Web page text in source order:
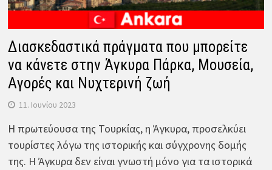
Διασκεδαστικά πράγματα που μπορείτε
να κάνετε στην Άγκυρα Πάρκα, Μουσεία,
Αγορές και Νυχτερινή ζωή
11. Ιουνίου 2023
Η πρωτεύουσα της Τουρκίας, η Άγκυρα, προσελκύει
τουρίστες λόγω της ιστορικής και σύγχρονης δομής
της. Η Άγκυρα δεν είναι γνωστή μόνο για τα ιστορικά